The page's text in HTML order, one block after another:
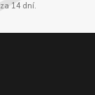
14 dní.